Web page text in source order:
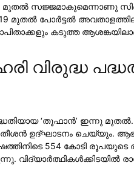
മുതല്‍ സജ്ജമാകുമെന്നാണു
19 മുതല്‍ പോര്‍ട്ടല്‍
കടുത്ത
വിരുദ്ധ
‘തൂഫാന്‍’ ഇന്നു
ഉദ്ഘാടനം ചെയ്യും.
554 കോടി രൂപയുടെ
വിദ്യാര്‍ത്ഥികള്‍ക്കിടയില്‍